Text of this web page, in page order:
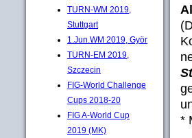
TURN-WM 2019,
Stuttgart
1.Jun.WM 2019, Györ
TURN-EM 2019,
Szczecin
FIG-World Challenge
Cups 2018-20
FIG A-World Cup
2019 (MK)
*